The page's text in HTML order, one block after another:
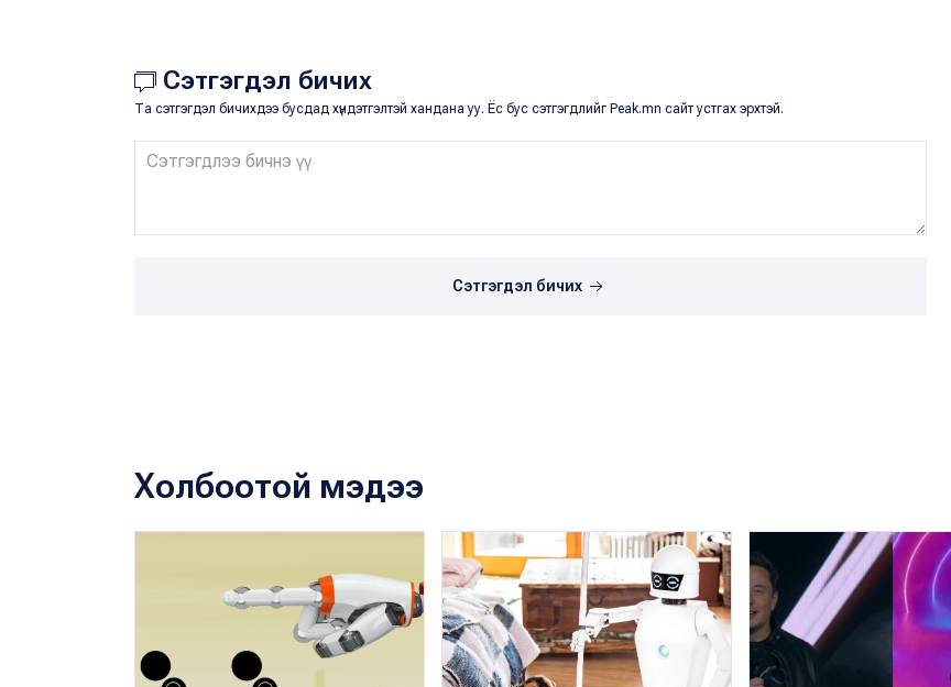
Сэтгэгдэл бичих
Та сэтгэгдэл бичихдээ бусдад хүндэтгэлтэй хандана уу. Ёс бус сэтгэгдлийг Peak.mn сайт устгах эрхтэй.
Сэтгэгдэл бичих
Холбоотой мэдээ